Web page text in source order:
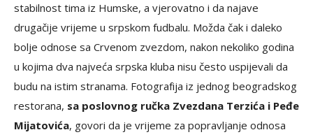
stabilnost tima iz Humske, a vjerovatno i da najave
drugačije vrijeme u srpskom fudbalu. Možda čak i daleko
bolje odnose sa Crvenom zvezdom, nakon nekoliko godina
u kojima dva najveća srpska kluba nisu često uspijevali da
budu na istim stranama. Fotografija iz jednog beogradskog
restorana, sa poslovnog ručka Zvezdana Terzića i Peđe
Mijatovića, govori da je vrijeme za popravljanje odnosa